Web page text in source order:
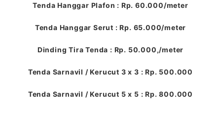
Tenda Hanggar Plafon : Rp. 60.000/meter
Tenda Hanggar Serut : Rp. 65.000/meter
Dinding Tira Tenda : Rp. 50.000,/meter
Tenda Sarnavil / Kerucut 3 x 3 : Rp. 500.000
Tenda Sarnavil / Kerucut 5 x 5 : Rp. 800.000